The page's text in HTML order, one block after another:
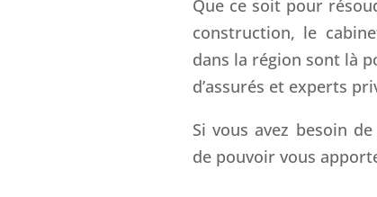
Que ce soit pour
construction, le
dans la région sont là
d’assurés et experts
Si vous avez besoin
de pouvoir vous